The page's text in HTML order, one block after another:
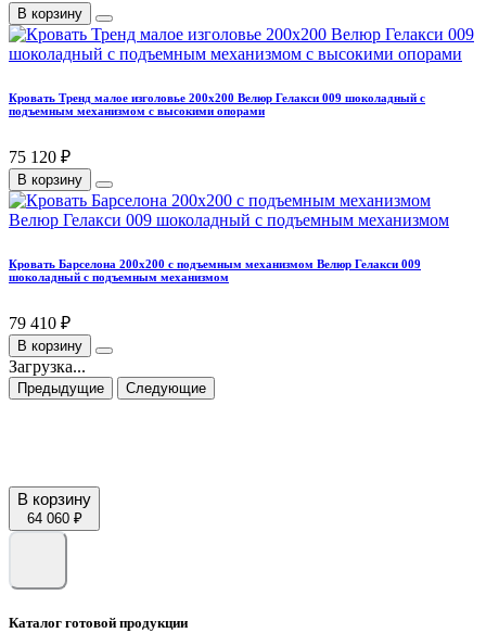
В корзину
Кровать Тренд малое изголовье 200х200 Велюр Гелакси 009 шоколадный с
подъемным механизмом с высокими опорами
75 120 ₽
В корзину
Кровать Барселона 200х200 с подъемным механизмом Велюр Гелакси 009
шоколадный с подъемным механизмом
79 410 ₽
В корзину
Загрузка...
Предыдущие Следующие
В корзину
64 060 ₽
Каталог готовой продукции